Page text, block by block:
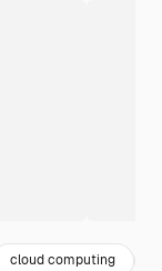
cloud computing